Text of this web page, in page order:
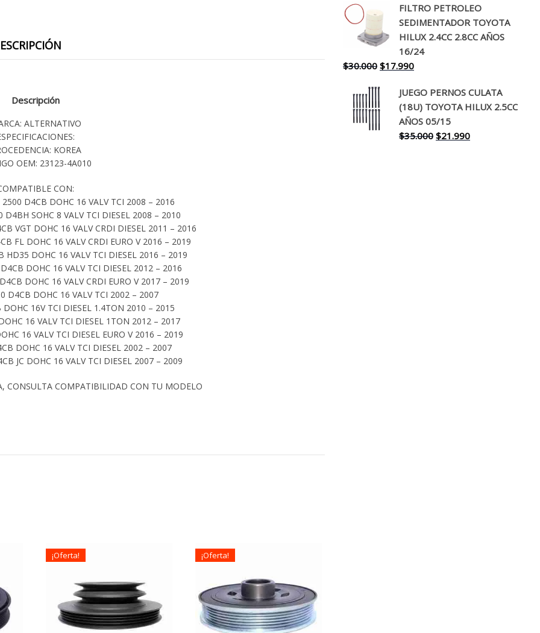
Descripción
ALTERNATIVO
KOREA
OEM: 23123-4A010
CON:
D4CB DOHC 16 VALV TCI 2008 – 2016
SOHC 8 VALV TCI DIESEL 2008 – 2010
VGT DOHC 16 VALV CRDI DIESEL 2011 – 2016
FL DOHC 16 VALV CRDI EURO V 2016 – 2019
HD35 DOHC 16 VALV TCI DIESEL 2016 – 2019
DOHC 16 VALV TCI DIESEL 2012 – 2016
DOHC 16 VALV CRDI EURO V 2017 – 2019
D4CB DOHC 16 VALV TCI 2002 – 2007
16V TCI DIESEL 1.4TON 2010 – 2015
16 VALV TCI DIESEL 1TON 2012 – 2017
16 VALV TCI DIESEL EURO V 2016 – 2019
DOHC 16 VALV TCI DIESEL 2002 – 2007
JC DOHC 16 VALV TCI DIESEL 2007 – 2009
CONSULTA COMPATIBILIDAD CON TU MODELO
¡Oferta! ¡Oferta!
original
era:
$260.000.
actual
es:
$199.990.
FILTRO PETROLEO
SEDIMENTADOR TOYOTA
HILUX 2.4CC 2.8CC AÑOS
16/24
$30.000 El
original
era:
$30.000.
$17.990El
actual
es:
$17.990.
JUEGO PERNOS CULATA
(18U) TOYOTA HILUX 2.5CC
AÑOS 05/15
$35.000 El
$21.990El